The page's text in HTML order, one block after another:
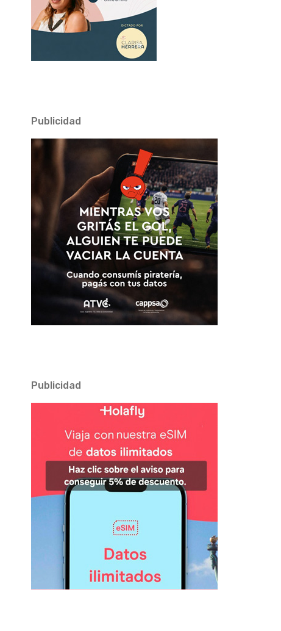
Publicidad
Publicidad